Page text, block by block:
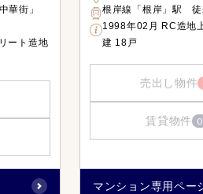
華街」
ート造地
根岸線「根岸」駅
1998年02月 RC造地
建 18戸
売出し物件
賃貸物件 0
マンション専用ペー